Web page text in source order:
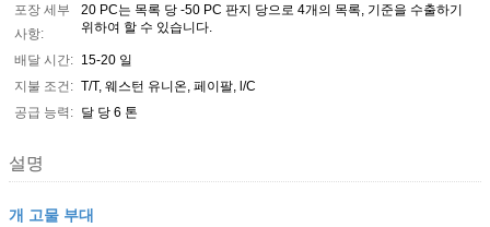
포장 세부
사항:
20 PC는 목록 당 -50 PC 판지 당으로 4개의 목록, 기준을 수출하기
위하여 할 수 있습니다.
배달 시간: 15-20 일
지불 조건: T/T, 웨스턴 유니온, 페이팔, l/C
공급 능력: 달 당 6 톤
설명
개 고물 부대